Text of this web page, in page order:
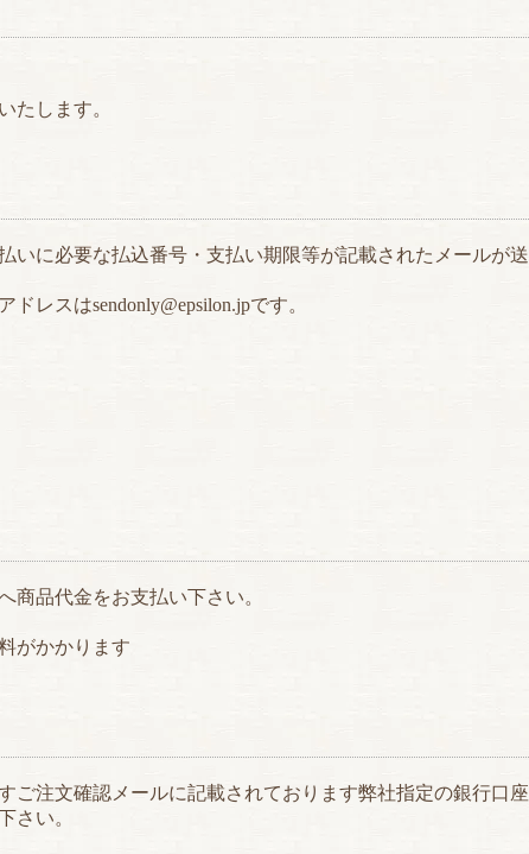
たします。
いに必要な払込番号・支払い期限等が記載されたメールが送
レスはsendonly@epsilon.jpです。
商品代金をお支払い下さい。
がかかります
ご注文確認メールに記載されております弊社指定の銀行口座
さい。